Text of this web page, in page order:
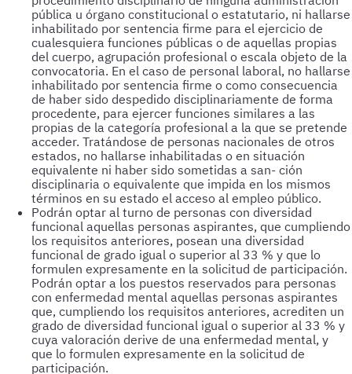
pública u órgano constitucional o estatutario, ni hallarse
inhabilitado por sentencia firme para el ejercicio de
cualesquiera funciones públicas o de aquellas propias
del cuerpo, agrupación profesional o escala objeto de la
convocatoria. En el caso de personal laboral, no hallarse
inhabilitado por sentencia firme o como consecuencia
de haber sido despedido disciplinariamente de forma
procedente, para ejercer funciones similares a las
propias de la categoría profesional a la que se pretende
acceder. Tratándose de personas nacionales de otros
estados, no hallarse inhabilitadas o en situación
equivalente ni haber sido sometidas a san- ción
disciplinaria o equivalente que impida en los mismos
términos en su estado el acceso al empleo público.
Podrán optar al turno de personas con diversidad
funcional aquellas personas aspirantes, que cumpliendo
los requisitos anteriores, posean una diversidad
funcional de grado igual o superior al 33 % y que lo
formulen expresamente en la solicitud de participación.
Podrán optar a los puestos reservados para personas
con enfermedad mental aquellas personas aspirantes
que, cumpliendo los requisitos anteriores, acrediten un
grado de diversidad funcional igual o superior al 33 % y
cuya valoración derive de una enfermedad mental, y
que lo formulen expresamente en la solicitud de
participación.